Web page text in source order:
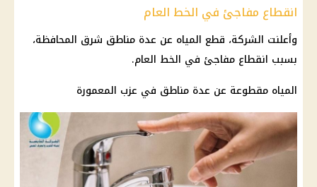
انقطاع مفاجئ في الخط العام
وأعلنت الشركة، قطع المياه عن عدة مناطق شرق المحافظة،
بسبب انقطاع مفاجئ في الخط العام.
المياه مقطوعة عن عدة مناطق في عزب المعمورة